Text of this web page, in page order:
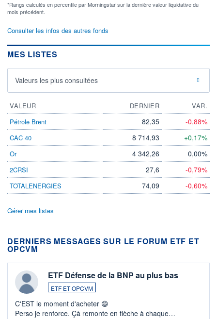
*Rangs calculés en percentile par Morningstar sur la dernière valeur liquidative du
mois précédent.
Consulter les infos des autres fonds
MES LISTES
Valeurs les plus consultées
VALEUR DERNIER
VAR.
Pétrole Brent
82,35 -0,88%
CAC 40 8 714,93 +0,17%
Or 4 342,26 0,00%
2CRSI 27,6 -0,79%
TOTALENERGIES 74,09 -0,60%
Gérer mes listes
DERNIERS MESSAGES SUR LE FORUM ETF ET
OPCVM
ETF Défense de la BNP au plus bas
ETF ET OPCVM
C'EST le moment d'acheter 😄​
Perso je renforce. Çà remonte en flèche à chaque